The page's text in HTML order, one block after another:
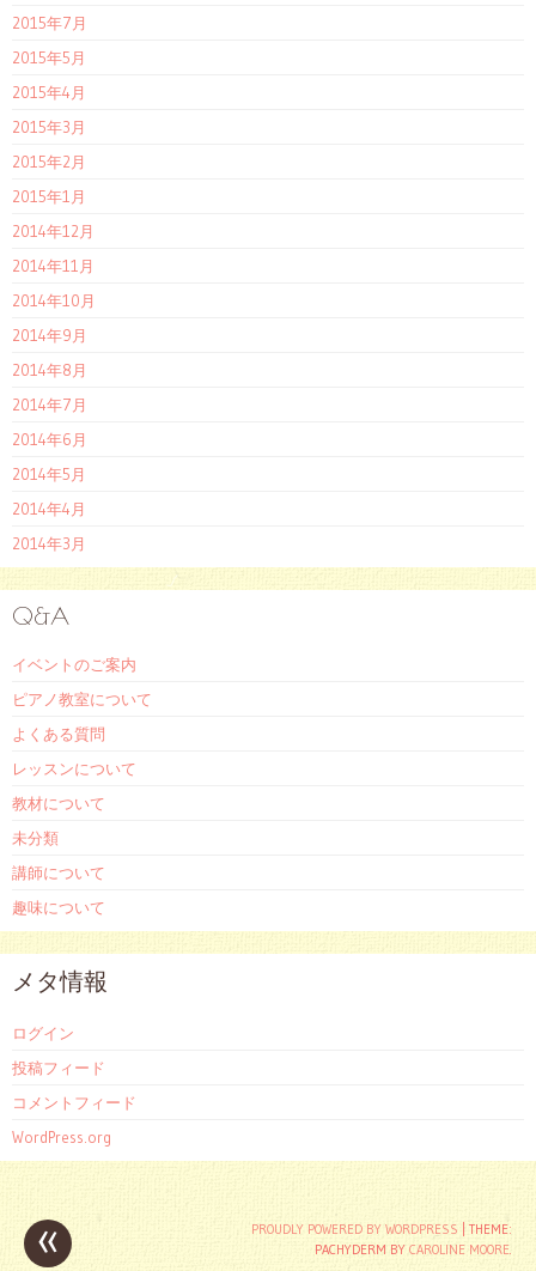
2015年7月
2015年5月
2015年4月
2015年3月
2015年2月
2015年1月
2014年12月
2014年11月
2014年10月
2014年9月
2014年8月
2014年7月
2014年6月
2014年5月
2014年4月
2014年3月
Q&A
イベントのご案内
ピアノ教室について
よくある質問
レッスンについて
教材について
未分類
講師について
趣味について
メタ情報
ログイン
投稿フィード
コメントフィード
WordPress.org
投
« PROUDLY POWERED BY WORDPRESS
THEME:
PACHYDERM BY CAROLINE MOORE.